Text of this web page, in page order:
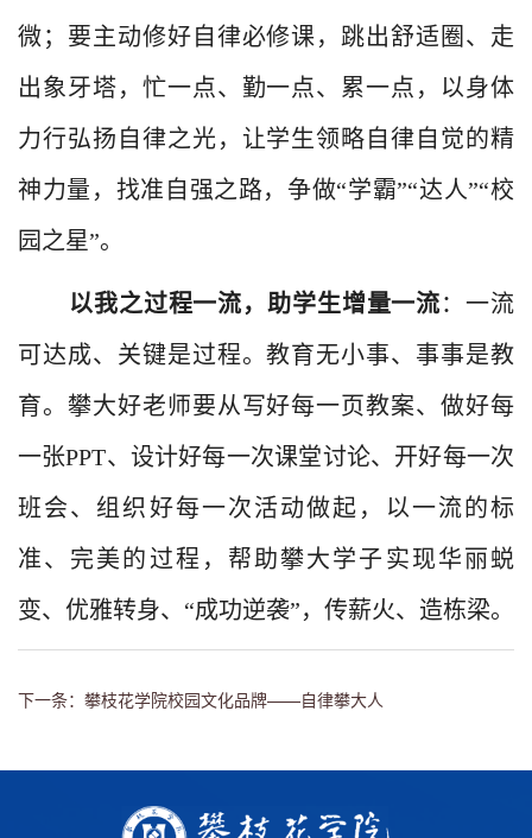
微；要主动修好自律必修课，跳出舒适圈、走
出象牙塔，忙一点、勤一点、累一点，以身体
力行弘扬自律之光，让学生领略自律自觉的精
神力量，找准自强之路，争做“学霸”“达人”“校
园之星”。
以我之过程一流，助学生增量一流：一流
可达成、关键是过程。教育无小事、事事是教
育。攀大好老师要从写好每一页教案、做好每
一张PPT、设计好每一次课堂讨论、开好每一次
班会、组织好每一次活动做起，以一流的标
准、完美的过程，帮助攀大学子实现华丽蜕
变、优雅转身、“成功逆袭”，传薪火、造栋梁。
下一条：攀枝花学院校园文化品牌——自律攀大人